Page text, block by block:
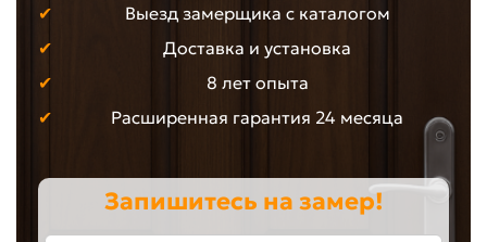
Выезд замерщика с каталогом
Доставка и установка
8 лет опыта
Расширенная гарантия 24 месяца
Запишитесь на замер!